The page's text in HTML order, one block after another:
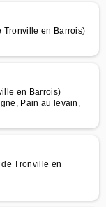
Tronville en Barrois)
en Barrois)
Pain au levain,
Tronville en